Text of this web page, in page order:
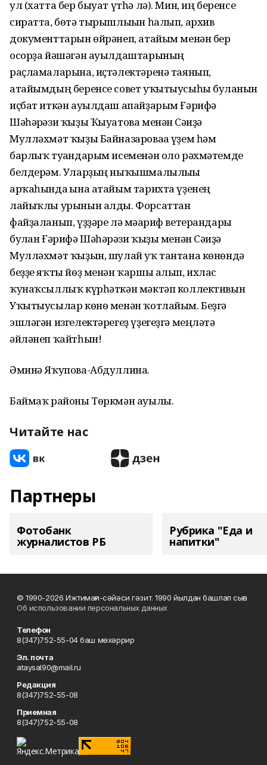
ул (хатта бер быуат үтһә лә). Мин, иң беренсе
сиратта, бөтә тырышлығын һалып, архив
документтарын өйрәнеп, атайым менән бер
осорҙа йәшәгән ауылдаштарының
раҫламаларына, иҫтәлектәренә таянып,
атайымдың беренсе совет уҡытыусыһы булғанын
иҫбат иткән ауылдаш апайҙарым Ғәрифә
Шәһәрғәзи ҡыҙы Ҡыуатова менән Сәғиҙә
Мулләхмәт ҡыҙы Байназароваға үҙем һәм
барлыҡ туғандарым исеменән оло рәхмәтемде
белдерәм. Уларҙың ныҡышмалылығы
арҡаһында ғына атайым тарихта үҙенең
лайыҡлы урынын алды. Форсаттан
файҙаланып, үҙҙәре лә мәғариф ветерандары
булған Ғәрифә Шәһәрғәзи ҡыҙы менән Сәғиҙә
Мулләхмәт ҡыҙын, шулай уҡ тантана көнөндә
беҙҙе яҡты йөҙ менән ҡаршы алып, ихлас
ҡунаҡсыллыҡ күрһәткән мәктәп коллективын
Уҡытыусылар көнө менән ҡотлайым. Беҙгә
эшләгән изгелектәрегеҙ үҙегеҙгә меңләтә
әйләнеп ҡайтһын!
Әминә Яҡупова-Абдуллина.
Баймаҡ районы Төркмән ауылы.
Читайте нас
Партнеры
Фотобанк
журналистов РБ
Рубрика "Еда и
напитки"
© 1990-2026 Ижтимағи-сәйәси гәзит. 1990 йылдан башлап сыға
Об использовании персональных данных
Телефон
8(347)752-55-04 баш мөхәррир
Эл. почта
ataysal90@mail.ru
Редакция
8(347)752-55-08
Приемная
8(347)752-55-08